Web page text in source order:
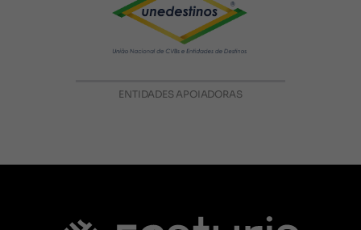
ENTIDADES APOIADORAS